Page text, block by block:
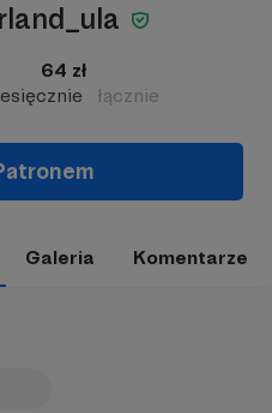
64 zł
łącznie
Galeria Komentarze